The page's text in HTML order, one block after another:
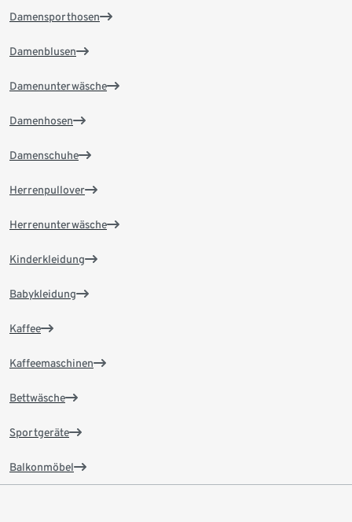
Damensporthosen
Damenblusen
Damenunterwäsche
Damenhosen
Damenschuhe
Herrenpullover
Herrenunterwäsche
Kinderkleidung
Babykleidung
Kaffee
Kaffeemaschinen
Bettwäsche
Sportgeräte
Balkonmöbel